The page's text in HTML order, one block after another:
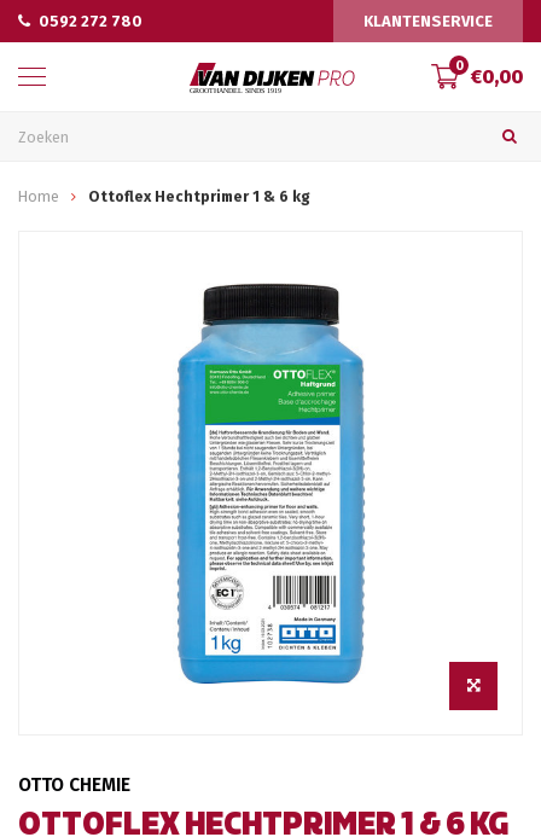
0592 272 780 KLANTENSERVICE
0 €0,00
Home Ottoflex Hechtprimer 1 & 6 kg
OTTOFLEX HECHTPRIMER 1 & 6 KG
OTTO CHEMIE